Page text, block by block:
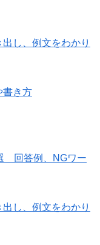
し、例文をわかり
書き方
回答例、NGワー
し、例文をわかり